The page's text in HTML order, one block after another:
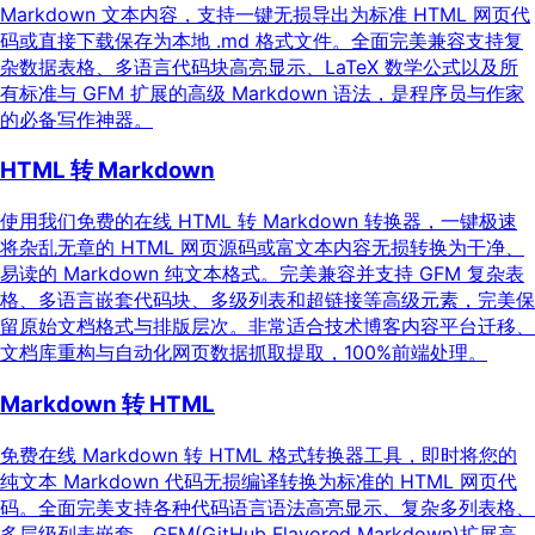
Markdown 文本内容，支持一键无损导出为标准 HTML 网页代
码或直接下载保存为本地 .md 格式文件。全面完美兼容支持复
杂数据表格、多语言代码块高亮显示、LaTeX 数学公式以及所
有标准与 GFM 扩展的高级 Markdown 语法，是程序员与作家
的必备写作神器。
HTML 转 Markdown
使用我们免费的在线 HTML 转 Markdown 转换器，一键极速
将杂乱无章的 HTML 网页源码或富文本内容无损转换为干净、
易读的 Markdown 纯文本格式。完美兼容并支持 GFM 复杂表
格、多语言嵌套代码块、多级列表和超链接等高级元素，完美保
留原始文档格式与排版层次。非常适合技术博客内容平台迁移、
文档库重构与自动化网页数据抓取提取，100%前端处理。
Markdown 转 HTML
免费在线 Markdown 转 HTML 格式转换器工具，即时将您的
纯文本 Markdown 代码无损编译转换为标准的 HTML 网页代
码。全面完美支持各种代码语言语法高亮显示、复杂多列表格、